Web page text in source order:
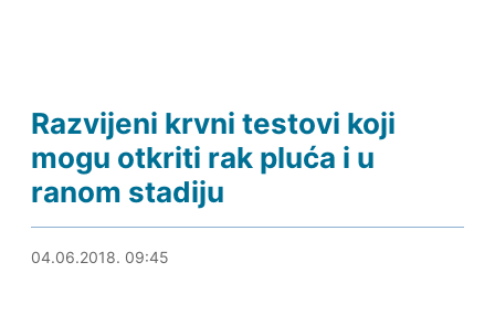
Razvijeni krvni testovi koji
mogu otkriti rak pluća i u
ranom stadiju
04.06.2018. 10:17
04.06.2018. 09:45